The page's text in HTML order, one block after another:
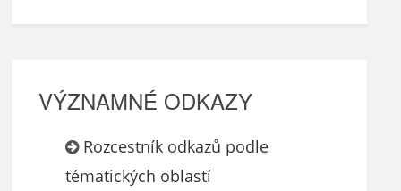
VÝZNAMNÉ ODKAZY
Rozcestník odkazů podle
tématických oblastí